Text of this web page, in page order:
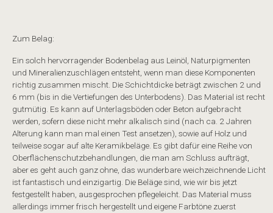
Zum Belag:
Ein solch hervorragender Bodenbelag aus Leinöl, Naturpigmenten
und Mineralienzuschlägen entsteht, wenn man diese Komponenten
richtig zusammen mischt. Die Schichtdicke beträgt zwischen 2 und
6 mm (bis in die Vertiefungen des Unterbodens). Das Material ist recht
gutmütig. Es kann auf Unterlagsböden oder Beton aufgebracht
werden, sofern diese nicht mehr alkalisch sind (nach ca. 2 Jahren
Alterung kann man mal einen Test ansetzen), sowie auf Holz und
teilweise sogar auf alte Keramikbeläge. Es gibt dafür eine Reihe von
Oberflächenschutzbehandlungen, die man am Schluss aufträgt,
aber es geht auch ganz ohne, das wunderbare weichzeichnende Licht
ist fantastisch und einzigartig. Die Beläge sind, wie wir bis jetzt
festgestellt haben, ausgesprochen pflegeleicht. Das Material muss
allerdings immer frisch hergestellt und eigene Farbtöne zuerst